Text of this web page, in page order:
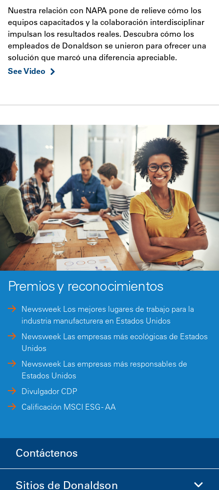
Nuestra relación con NAPA pone de relieve cómo los
equipos capacitados y la colaboración interdisciplinar
impulsan los resultados reales. Descubra cómo los
empleados de Donaldson se unieron para ofrecer una
solución que marcó una diferencia apreciable.
See Video
Premios y reconocimientos
Newsweek Los mejores lugares de trabajo para la
industria manufacturera en Estados Unidos
Newsweek Las empresas más ecológicas de Estados
Unidos
Newsweek Las empresas más responsables de
Estados Unidos
Divulgador CDP
Calificación MSCI ESG - AA
Contáctenos
Sitios de Donaldson